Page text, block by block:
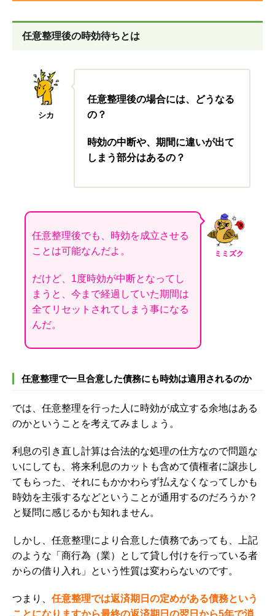
任意整理後の時効待ちとは
シカ
任意整理後の場合には、どうなる
の？
時効の中断や、期間に違いが出て
しまう部分はあるの？
ミミズク
任意整理後でも、時効を成立させる
ことは可能なんだよ。
だけど、1度時効が中断となってし
まうと、今まで経過していた期間は
全てリセットされてしまう事になる
んだ。
任意整理で一旦合意した債務にも時効は適用されるのか
では、任意整理を行った人に時効が成立する余地はある
のかということを考えてみましょう。
利息の引き直し計算は合法的な処理の仕方なので問題な
いにしても、将来利息のカットも含めて債権者に譲歩し
てもらった、それにもかかわらず払えなくなってしかも
時効を主張するなどということが通用するのだろうか？
と疑問に感じるかも知れません。
しかし、任意整理により合意した債務であっても、上記
のような「商行為（業）として貸し付けを行っている者
からの借り入れ」という性質は変わらないのです。
つまり、 任意整理では返済期日の定めがある債務という